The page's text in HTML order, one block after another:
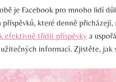
je Facebook pro mnoho lidí
příspěvků, které denně
efektivně třídit příspěvky a
informací. Zjistěte,